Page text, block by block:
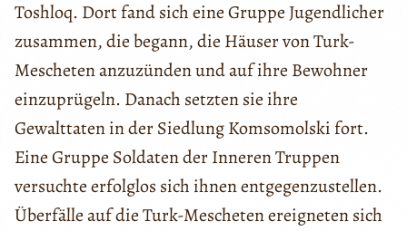
Toshloq. Dort fand sich eine Gruppe Jugendlicher
zusammen, die begann, die Häuser von Turk-
Mescheten anzuzünden und auf ihre Bewohner
einzuprügeln. Danach setzten sie ihre
Gewalttaten in der Siedlung Komsomolski fort.
Eine Gruppe Soldaten der Inneren Truppen
versuchte erfolglos sich ihnen entgegenzustellen.
Überfälle auf die Turk-Mescheten ereigneten sich